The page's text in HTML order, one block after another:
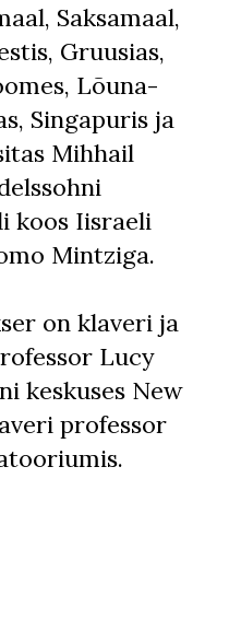
Saksamaal,
Gruusias,
Lõuna-
Singapuris ja
Mihhail
koos Iisraeli
Mintziga.
on klaveri ja
Lucy
keskuses New
professor